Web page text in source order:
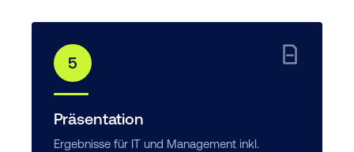
5
Präsentation
Ergebnisse für IT und Management inkl.